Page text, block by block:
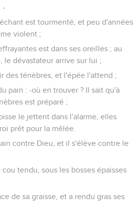
-
est tourmenté, et peu d'années
violent ;
est dans ses oreilles ; au
le dévastateur arrive sur lui ;
des ténèbres, et l'épée l'attend ;
pain : -où en trouver ? Il sait qu'à
est préparé ;
le jettent dans l'alarme, elles
prêt pour la mêlée.
contre Dieu, et il s'élève contre le
tendu, sous les bosses épaisses
de sa graisse, et a rendu gras ses